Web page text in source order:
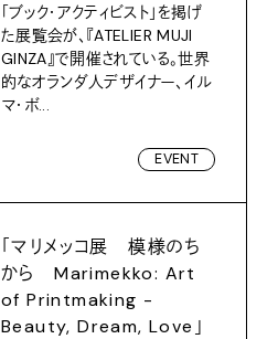
「ブック・アクティビスト」を掲げ
た展覧会が、『ATELIER MUJI
GINZA』で開催されている。世界
的なオランダ人デザイナー、イル
マ・ボ...
EVENT
「マリメッコ展 模様のち
から Marimekko: Art
of Printmaking -
Beauty, Dream, Love」